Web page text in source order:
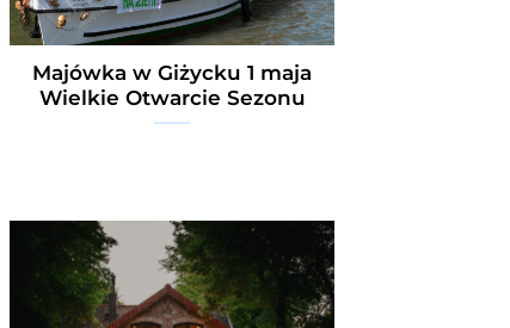
Majówka w Giżycku 1 maja
Wielkie Otwarcie Sezonu